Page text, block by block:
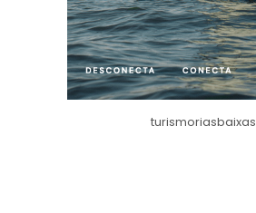
turismoriasbaixas